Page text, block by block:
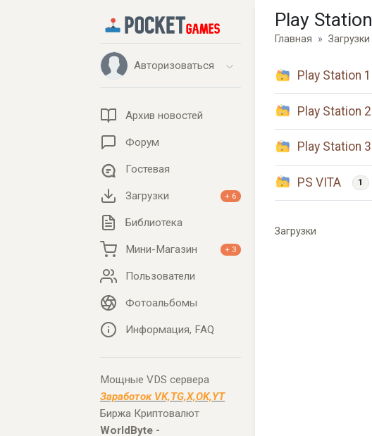
Авторизоваться
Архив новостей
Форум
Гостевая
Загрузки + 6
Библиотека
Мини-Магазин + 3
Пользователи
Фотоальбомы
Информация, FAQ
Мощные VDS сервера
Заработок VK,TG,X,OK,YT
Биржа Криптовалют
WorldByte -
Play Station
Главная Загрузки
Play Station 1
Play Station 2
Play Station 3
PS VITA 1
Загрузки